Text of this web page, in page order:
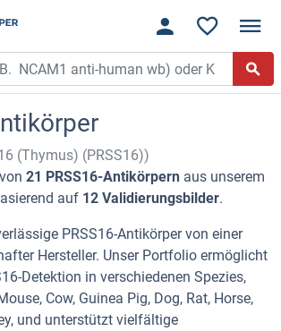
(Thymus) (PRSS16))
21 PRSS16-Antikörpern aus unserem
auf 12 Validierungsbilder.
PRSS16-Antikörper von einer
Hersteller. Unser Portfolio ermöglicht
Detektion in verschiedenen Spezies,
Cow, Guinea Pig, Dog, Rat, Horse,
und unterstützt vielfältige